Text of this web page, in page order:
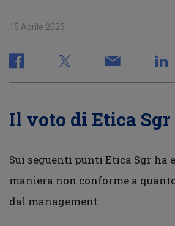
15 Aprile 2025
Il voto di Etica Sgr
Sui seguenti punti Etica Sgr ha
maniera non conforme a
dal management: